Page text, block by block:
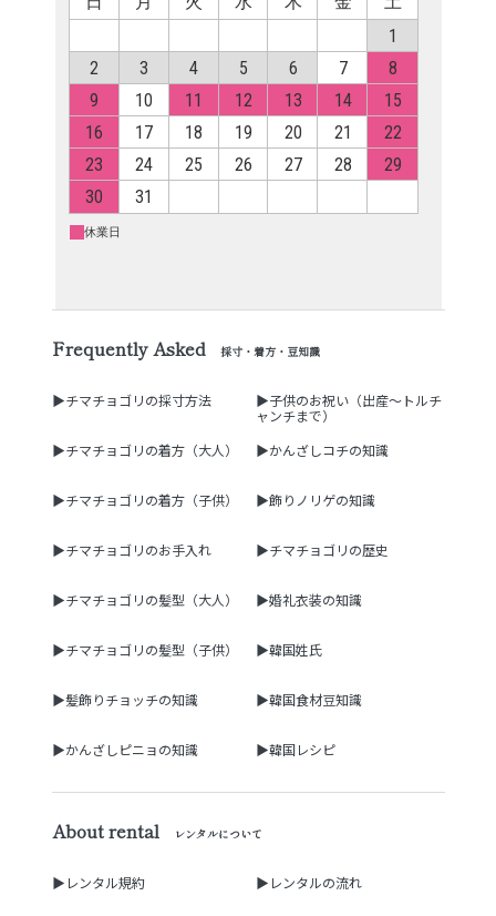
Frequently Asked 採寸・着方・豆知識
▶チマチョゴリの採寸方法
▶子供のお祝い（出産～トルチ
ャンチまで）
▶チマチョゴリの着方（大人）
▶かんざしコチの知識
▶チマチョゴリの着方（子供） ▶飾りノリゲの知識
▶チマチョゴリのお手入れ ▶チマチョゴリの歴史
▶チマチョゴリの髪型（大人） ▶婚礼衣装の知識
▶チマチョゴリの髪型（子供） ▶韓国姓氏
▶髪飾りチョッチの知識 ▶韓国食材豆知識
▶かんざしピニョの知識 ▶韓国レシピ
About rental レンタルについて
▶レンタル規約 ▶レンタルの流れ